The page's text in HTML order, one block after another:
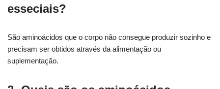
esseciais?
São aminoácidos que o corpo não consegue produzir sozinho e
precisam ser obtidos através da alimentação ou
suplementação.